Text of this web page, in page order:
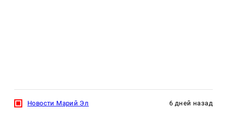
Новости Марий Эл 6 дней назад